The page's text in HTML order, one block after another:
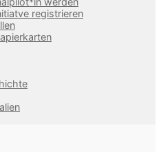
registrieren